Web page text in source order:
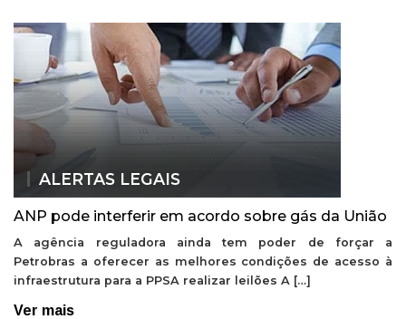
ALERTAS LEGAIS
ANP pode interferir em acordo sobre gás da União
A agência reguladora ainda tem poder de forçar a
Petrobras a oferecer as melhores condições de acesso à
infraestrutura para a PPSA realizar leilões A […]
Ver mais